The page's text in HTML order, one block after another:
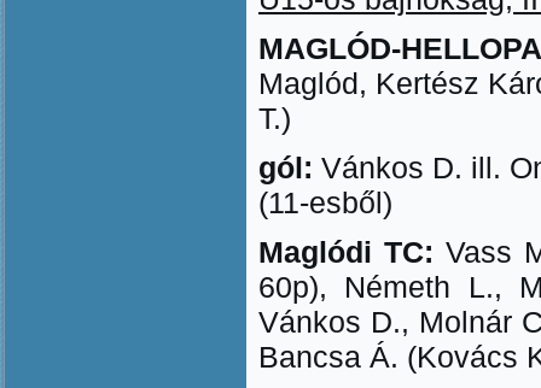
MAGLÓD-
Maglód, Kertész
T.)
gól: Vánkos D. ill.
(11-esből)
Maglódi TC: Vass
60p), Németh L.,
Vánkos D., Molnár
Bancsa Á. (Kovács